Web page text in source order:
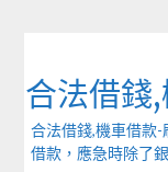
合法借錢
合法借錢,機車借款
借款，應急時除了